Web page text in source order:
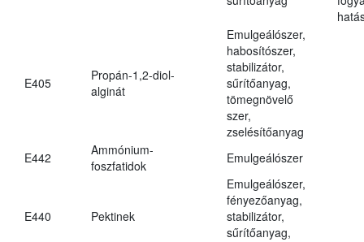
E405
Propán-1,2-diol-
alginát
Emulgeálószer,
habosítószer,
stabilizátor,
sűrítőanyag,
tömegnövelő
szer,
zselésítőanyag
E442
Ammónium-
foszfatidok
Emulgeálószer
E440 Pektinek
Emulgeálószer,
fényezőanyag,
stabilizátor,
sűrítőanyag,